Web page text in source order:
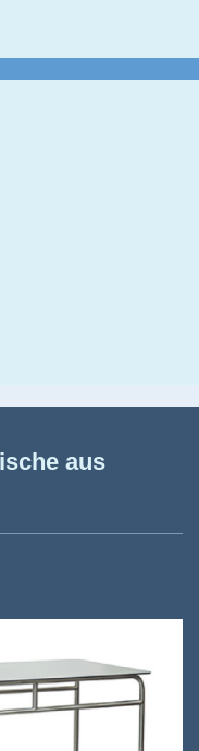
aus